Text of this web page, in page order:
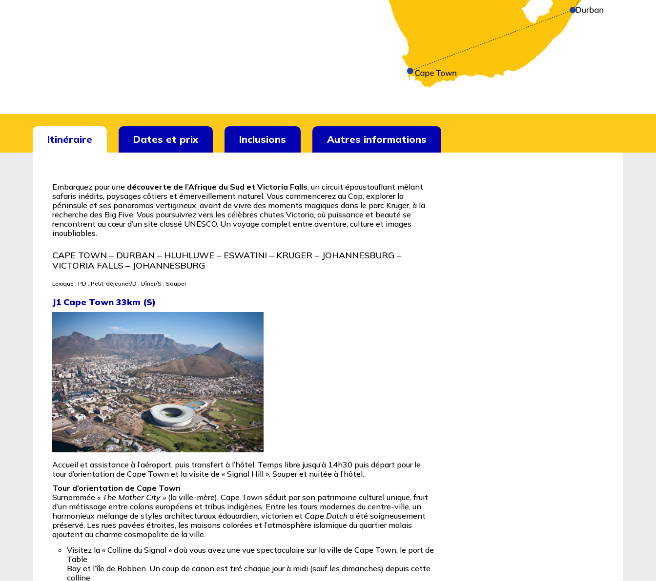
Itinéraire Dates et prix Inclusions Autres informations
Embarquez pour une découverte de l’Afrique du Sud et Victoria Falls, un circuit époustouflant mêlant
safaris inédits, paysages côtiers et émerveillement naturel. Vous commencerez au Cap, explorer la
péninsule et ses panoramas vertigineux, avant de vivre des moments magiques dans le parc Kruger, à la
recherche des Big Five. Vous poursuivrez vers les célèbres chutes Victoria, où puissance et beauté se
rencontrent au cœur d’un site classé UNESCO. Un voyage complet entre aventure, culture et images
inoubliables.
CAPE TOWN – DURBAN – HLUHLUWE – ESWATINI – KRUGER – JOHANNESBURG –
VICTORIA FALLS – JOHANNESBURG
Lexique : PD : Petit-déjeuner/D : Dîner/S : Souper
J1 Cape Town 33km (S)
Accueil et assistance à l’aéroport, puis transfert à l’hôtel. Temps libre jusqu’à 14h30 puis départ pour le
tour d’orientation de Cape Town et la visite de « Signal Hill ». Souper et nuitée à l’hôtel.
Tour d’orientation de Cape Town
Surnommée« The Mother City » (la ville-mère), Cape Town séduit par son patrimoine culturel unique, fruit
d’un métissage entre colons européens et tribus indigènes. Entre les tours modernes du centre-ville, un
harmonieux mélange de styles architecturaux édouardien, victorien et Cape Dutch a été soigneusement
préservé. Les rues pavées étroites, les maisons colorées et l’atmosphère islamique du quartier malais
ajoutent au charme cosmopolite de la ville.
Visitez la « Colline du Signal » d’où vous avez une vue spectaculaire sur la ville de Cape Town, le port de
Table
Bay et l’île de Robben. Un coup de canon est tiré chaque jour à midi (sauf les dimanches) depuis cette
colline